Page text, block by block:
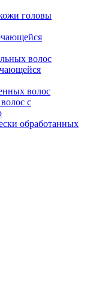
головы
волос
волос
с
обработанных